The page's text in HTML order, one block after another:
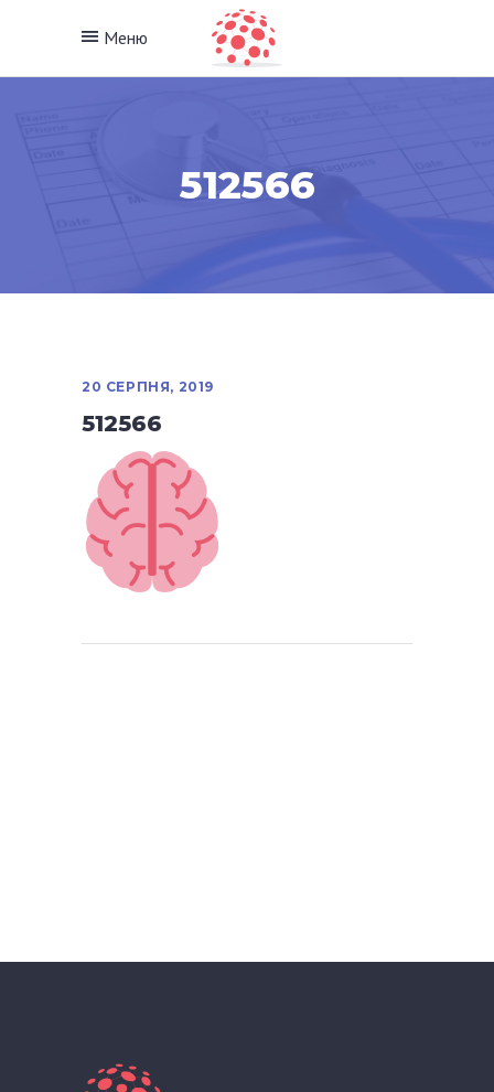
Меню
512566
20 СЕРПНЯ, 2019
512566